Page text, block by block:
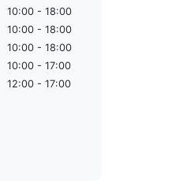
10:00 - 18:00
10:00 - 18:00
10:00 - 18:00
10:00 - 17:00
12:00 - 17:00